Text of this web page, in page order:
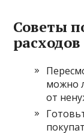
Советы
расходов
можно
от